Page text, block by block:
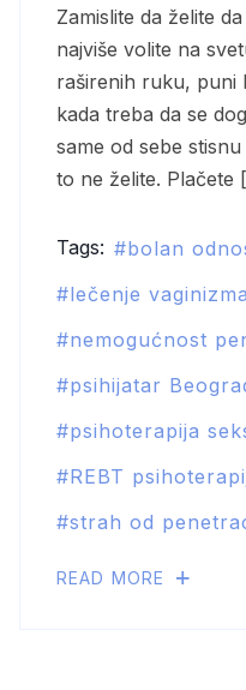
Zamislite da želite
najviše volite na
raširenih ruku, puni
kada treba da se
same od sebe
to ne želite. Plačete
Tags: bolan
lečenje vaginizma
nemogućnost
psihijatar
psihoterapija
REBT
strah od
READ MORE